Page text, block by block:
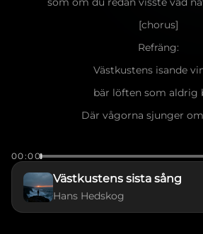
[chorus]
Refräng:
Västkustens isande
bär löften som aldrig
Där vågorna sjunger
I havets djup hör jag
Västkustens sista sång i
00:00
Västkustens sista sång
Hans Hedskog